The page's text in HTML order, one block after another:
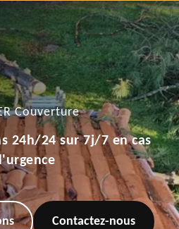
Couverture
24h/24 sur 7j/7 en cas
Contactez-nous